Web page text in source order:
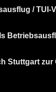
/ TUI-
Stuttgart